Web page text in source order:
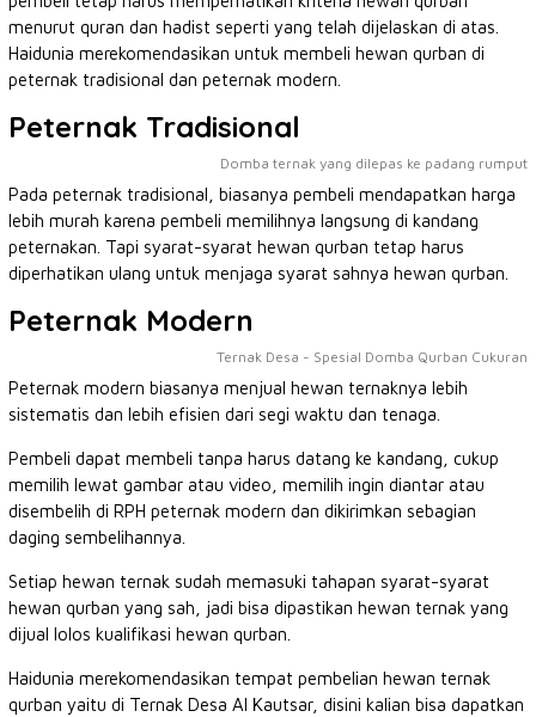
menurut quran dan hadist seperti yang telah dijelaskan di atas.
Haidunia merekomendasikan untuk membeli hewan qurban di
peternak tradisional dan peternak modern.
Peternak Tradisional
Domba ternak yang dilepas ke padang rumput
Pada peternak tradisional, biasanya pembeli mendapatkan harga
lebih murah karena pembeli memilihnya langsung di kandang
peternakan. Tapi syarat-syarat hewan qurban tetap harus
diperhatikan ulang untuk menjaga syarat sahnya hewan qurban.
Peternak Modern
Ternak Desa - Spesial Domba Qurban Cukuran
Peternak modern biasanya menjual hewan ternaknya lebih
sistematis dan lebih efisien dari segi waktu dan tenaga.
Pembeli dapat membeli tanpa harus datang ke kandang, cukup
memilih lewat gambar atau video, memilih ingin diantar atau
disembelih di RPH peternak modern dan dikirimkan sebagian
daging sembelihannya.
Setiap hewan ternak sudah memasuki tahapan syarat-syarat
hewan qurban yang sah, jadi bisa dipastikan hewan ternak yang
dijual lolos kualifikasi hewan qurban.
Haidunia merekomendasikan tempat pembelian hewan ternak
qurban yaitu di Ternak Desa Al Kautsar, disini kalian bisa dapatkan